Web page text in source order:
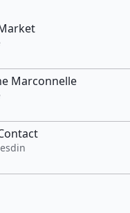
Marconnelle